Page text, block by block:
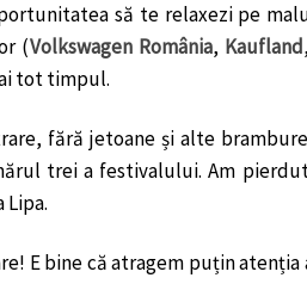
să te relaxezi pe
(Volkswagen România, Kaufland,
tot timpul.
fără jetoane și alte
trei a festivalului. Am
Lipa.
E bine că atragem puțin